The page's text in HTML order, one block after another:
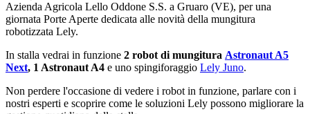
Azienda Agricola Lello Oddone S.S. a Gruaro (VE), per una
giornata Porte Aperte dedicata alle novità della mungitura
robotizzata Lely.
In stalla vedrai in funzione 2 robot di mungitura Astronaut A5
Next, 1 Astronaut A4 e uno spingiforaggio Lely Juno.
Non perdere l'occasione di vedere i robot in funzione, parlare con i
nostri esperti e scoprire come le soluzioni Lely possono migliorare la